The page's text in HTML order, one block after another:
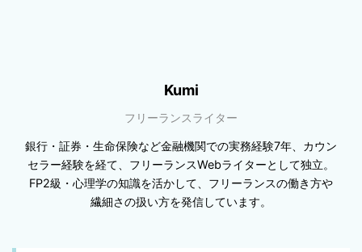
Kumi
フリーランスライター
銀行・証券・生命保険など金融機関での実務経験7年、カウン
セラー経験を経て、フリーランスWebライターとして独立。
FP2級・心理学の知識を活かして、フリーランスの働き方や
繊細さの扱い方を発信しています。